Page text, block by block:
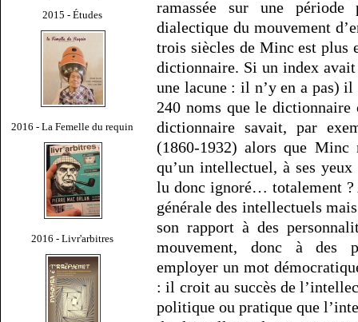
2015 - Études
2016 - La Femelle du requin
2016 - Livr'arbitres
ramassée sur une
dialectique du mouvement
trois siècles de Minc est plus
dictionnaire. Si un index
une lacune : il n’y en a pas)
240 noms que le
dictionnaire savait, par
(1860-1932) alors que
qu’un intellectuel, à ses
lu donc ignoré… totalement ?
générale des intellectuels
son rapport à des
mouvement, donc à des
employer un mot
: il croit au succès de
politique ou pratique que